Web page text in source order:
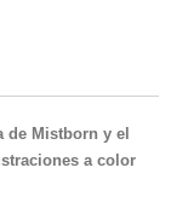
de Mistborn y el
a color